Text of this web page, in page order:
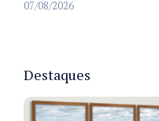
07/08/2026
Destaques